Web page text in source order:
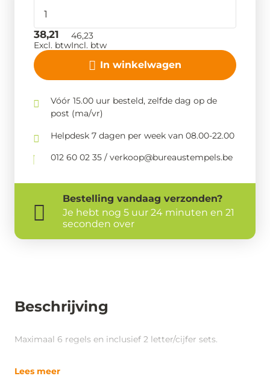
Beschrijving
Maximaal 6 regels en inclusief 2 letter/cijfer sets.
Lees meer
In winkelwagen
38,21
Excl. btw
46,23
Incl. btw
Vóór 15.00 uur besteld, zelfde dag op de
post (ma/vr)
Helpdesk 7 dagen per week van 08.00-22.00
012 60 02 35 / verkoop@bureaustempels.be
Bestelling vandaag verzonden?
Je hebt nog 5 uur 24 minuten en 21
seconden over